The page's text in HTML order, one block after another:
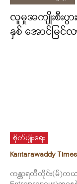
လူမှုအကျိုးစီးပွ
နှစ် အောင်မြ
စိုက်ပျိုးရေး
Kantarawaddy Times
ကန္တာရတီတိုင်း(မ်)ကယ